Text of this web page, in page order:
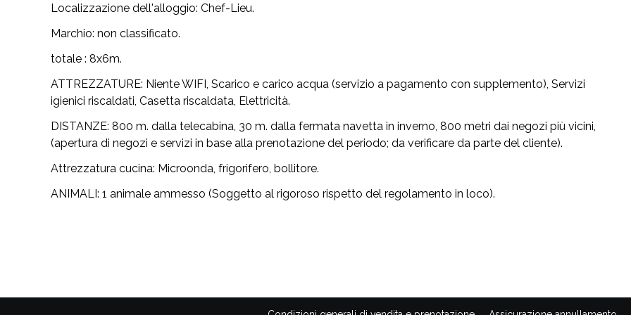
Localizzazione dell'alloggio: Chef-Lieu.
Marchio: non classificato.
totale : 8x6m.
ATTREZZATURE: Niente WIFI, Scarico e carico acqua (servizio a pagamento con supplemento), Servizi
igienici riscaldati, Casetta riscaldata, Elettricità.
DISTANZE: 800 m. dalla telecabina, 30 m. dalla fermata navetta in inverno, 800 metri dai negozi più vicini,
(apertura di negozi e servizi in base alla prenotazione del periodo; da verificare da parte del cliente).
Attrezzatura cucina: Microonda, frigorifero, bollitore.
ANIMALI: 1 animale ammesso (Soggetto al rigoroso rispetto del regolamento in loco).